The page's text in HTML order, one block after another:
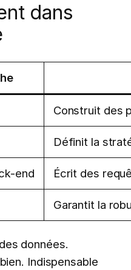
dans
Construit des
Définit la
end Écrit des
Garantit la
données.
Indispensable